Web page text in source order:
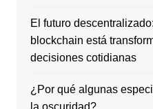
El futuro
blockchain está
decisiones cotidianas
¿Por qué algunas